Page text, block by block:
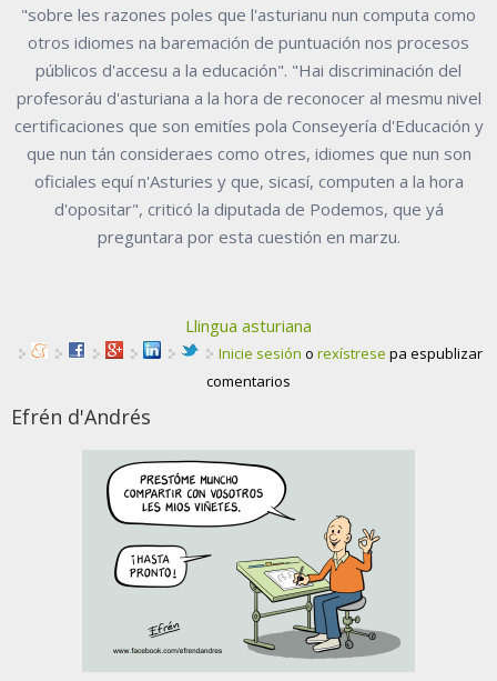
"sobre les razones poles que l'asturianu nun computa como
otros idiomes na baremación de puntuación nos procesos
públicos d'accesu a la educación". "Hai discriminación del
profesoráu d'asturiana a la hora de reconocer al mesmu nivel
certificaciones que son emitíes pola Conseyería d'Educación y
que nun tán consideraes como otres, idiomes que nun son
oficiales equí n'Asturies y que, sicasí, computen a la hora
d'opositar", criticó la diputada de Podemos, que yá
preguntara por esta cuestión en marzu.
Llingua asturiana
Inicie sesión o rexístrese pa espublizar
comentarios
Efrén d'Andrés